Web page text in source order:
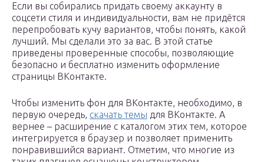
Если вы собирались придать своему аккаунту в
соцсети стиля и индивидуальности, вам не придётся
перепробовать кучу вариантов, чтобы понять, какой
лучший. Мы сделали это за вас. В этой статье
приведены проверенные способы, позволяющие
безопасно и бесплатно изменить оформление
страницы ВКонтакте.
Чтобы изменить фон для ВКонтакте, необходимо, в
первую очередь, скачать темы для ВКонтакте. А
вернее – расширение с каталогом этих тем, которое
интегрируется в браузер и позволяет применить
понравившийся вариант. Отметим, что многие из